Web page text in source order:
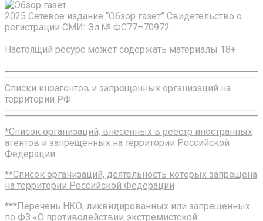
2025 Сетевое издание “Обзор газет” Свидетельство о
регистрации СМИ: Эл № ФС77–70972.
Настоящий ресурс может содержать материалы 18+
Списки иноагентов и запрещенных организаций на
территории РФ:
*Список организаций, внесенных в реестр иностранных
агентов и запрещенных на территории Российской
Федерации
**Список организаций, деятельность которых запрещена
на территории Российской Федерации
***Перечень НКО, ликвидированных или запрещенных
по ФЗ «О противодействии экстремистской